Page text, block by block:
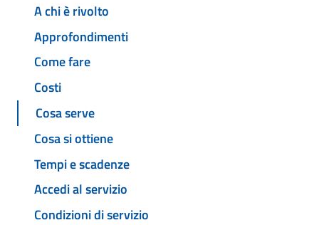
A chi è rivolto
Approfondimenti
Come fare
Costi
Cosa serve
Cosa si ottiene
Tempi e scadenze
Accedi al servizio
Condizioni di servizio